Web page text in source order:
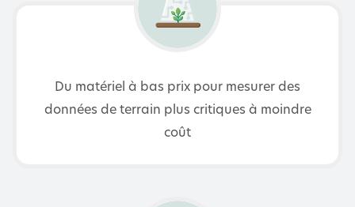
Du matériel à bas prix pour mesurer des
données de terrain plus critiques à moindre
coût